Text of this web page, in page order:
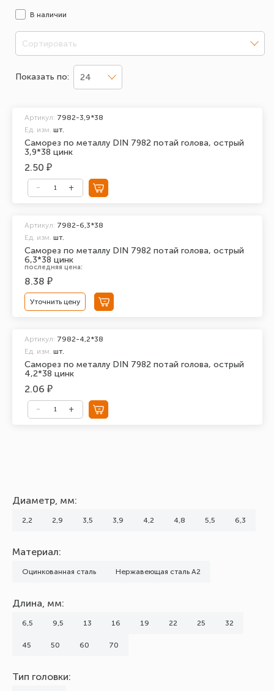
В наличии
Сортировать
Показать по: 24
Саморез по металлу DIN 7982 потай голова, острый
3,9*38 цинк
Артикул: 7982-3,9*38
Ед. изм. шт.
2.50 ₽
Саморез по металлу DIN 7982 потай голова, острый
6,3*38 цинк
Артикул: 7982-6,3*38
Ед. изм. шт.
последняя цена:
8.38 ₽
Уточнить цену
Саморез по металлу DIN 7982 потай голова, острый
4,2*38 цинк
Артикул: 7982-4,2*38
Ед. изм. шт.
2.06 ₽
Диаметр, мм:
2,2 2,9 3,5 3,9 4,2 4,8 5,5 6,3
Материал:
Оцинкованная сталь Нержавеющая сталь А2
Длина, мм:
6,5 9,5 13 16 19 22 25 32
45 50 60 70
Тип головки: